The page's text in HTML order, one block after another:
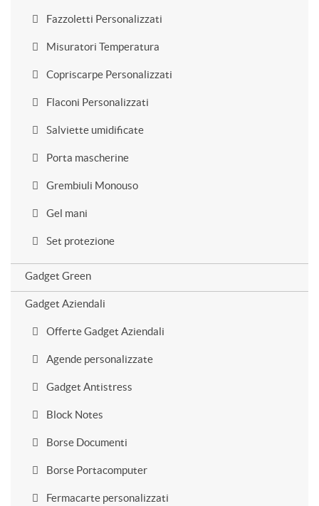
Fazzoletti Personalizzati
Misuratori Temperatura
Copriscarpe Personalizzati
Flaconi Personalizzati
Salviette umidificate
Porta mascherine
Grembiuli Monouso
Gel mani
Set protezione
Gadget Green
Gadget Aziendali
Offerte Gadget Aziendali
Agende personalizzate
Gadget Antistress
Block Notes
Borse Documenti
Borse Portacomputer
Fermacarte personalizzati